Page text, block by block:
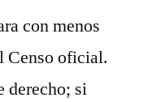
con menos
Censo oficial.
derecho; si